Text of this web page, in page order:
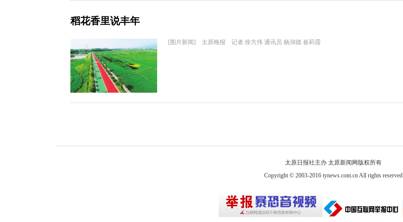
稻花香里说丰年
[图片新闻] 太原晚报 记者 徐方伟 通讯员 杨润德 崔莉霞
太原日报社主办 太原新闻网版权所有
Copyright © 2003-2016 tynews.com.cn All rights reserved